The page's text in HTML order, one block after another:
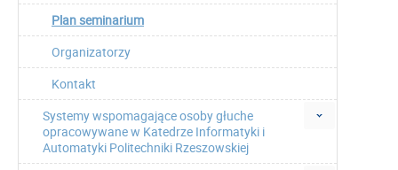
Plan seminarium
Organizatorzy
Kontakt
Systemy wspomagające osoby głuche
opracowywane w Katedrze Informatyki i
Automatyki Politechniki Rzeszowskiej